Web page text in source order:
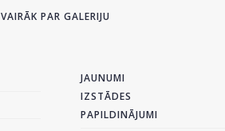
VAIRĀK PAR GALERIJU
JAUNUMI
IZSTĀDES
PAPILDINĀJUMI